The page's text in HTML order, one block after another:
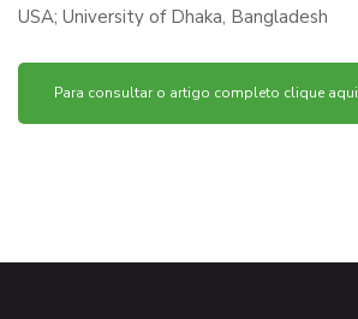
USA; University of Dhaka, Bangladesh
Para consultar o artigo completo clique aqui